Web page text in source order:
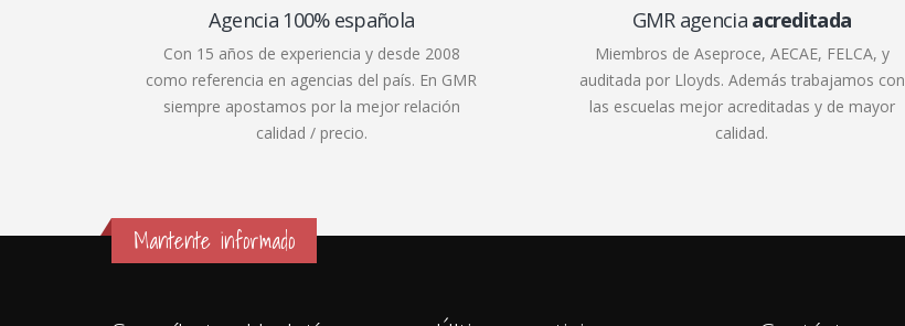
Agencia 100% española
Con 15 años de experiencia y desde 2008
como referencia en agencias del país. En GMR
siempre apostamos por la mejor relación
calidad / precio.
GMR agencia acreditada
Miembros de Aseproce, AECAE, FELCA, y
auditada por Lloyds. Además trabajamos con
las escuelas mejor acreditadas y de mayor
calidad.
Mantente informado